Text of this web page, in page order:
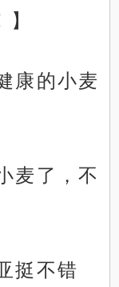
康的小麦
麦了，不
挺不错